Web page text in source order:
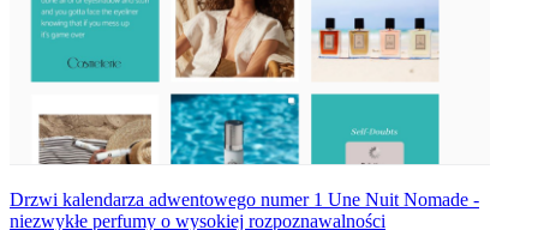
Drzwi kalendarza adwentowego numer 1 Une Nuit Nomade -
niezwykłe perfumy o wysokiej rozpoznawalności